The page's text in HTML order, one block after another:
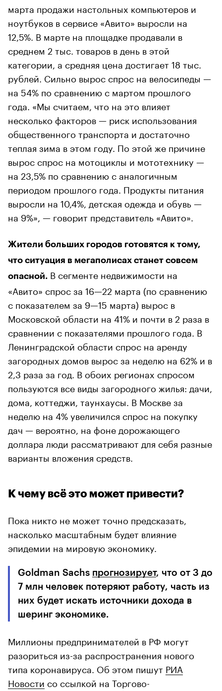
марта продажи настольных компьютеров и
ноутбуков в сервисе «Авито» выросли на
12,5%. В марте на площадке продавали в
среднем 2 тыс. товаров в день в этой
категории, а средняя цена достигает 18 тыс.
рублей. Сильно вырос спрос на велосипеды —
на 54% по сравнению с мартом прошлого
года. «Мы считаем, что на это влияет
несколько факторов — риск использования
общественного транспорта и достаточно
теплая зима в этом году. По этой же причине
вырос спрос на мотоциклы и мототехнику —
на 23,5% по сравнению с аналогичным
периодом прошлого года. Продукты питания
выросли на 10,4%, детская одежда и обувь —
на 9%», — говорит представитель «Авито».
Жители больших городов готовятся к тому,
что ситуация в мегаполисах станет совсем
опасной. В сегменте недвижимости на
«Авито» спрос за 16—22 марта (по сравнению
с показателем за 9—15 марта) вырос в
Московской области на 41% и почти в 2 раза в
сравнении с показателями прошлого года. В
Ленинградской области спрос на аренду
загородных домов вырос за неделю на 62% и в
2,3 раза за год. В обоих регионах спросом
пользуются все виды загородного жилья: дачи,
дома, коттеджи, таунхаусы. В Москве за
неделю на 4% увеличился спрос на покупку
дач — вероятно, на фоне дорожающего
доллара люди рассматривают для себя разные
варианты вложения средств.
К чему всё это может привести?
Пока никто не может точно предсказать,
насколько масштабным будет влияние
эпидемии на мировую экономику.
Goldman Sachs прогнозирует, что от 3 до
7 млн человек потеряют работу, часть из
них будет искать источники дохода в
шеринг экономике.
Миллионы предпринимателей в РФ могут
разориться из-за распространения нового
типа коронавируса. Об этом пишут РИА
Новости со ссылкой на Торгово-